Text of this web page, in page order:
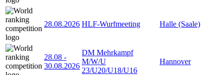
28.08.2026 HLF-Wurfmeeting Halle (Saale)
28.08 -
30.08.2026
DM Mehrkampf
M/W/U
23/U20/U18/U16
Hannover